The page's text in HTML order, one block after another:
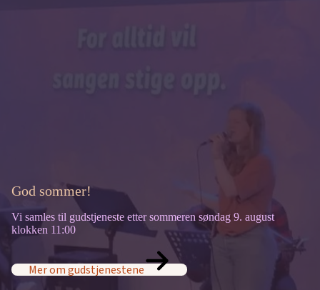
God sommer!
Vi samles til gudstjeneste etter sommeren søndag 9. august
klokken 11:00
Mer om gudstjenestene